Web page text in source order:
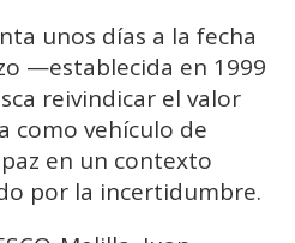
unos días a la fecha
—establecida en 1999
reivindicar el valor
como vehículo de
en un contexto
por la incertidumbre.